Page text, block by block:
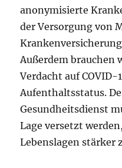
anonymisierte
der Versorgung von
Außerdem brauchen
Verdacht auf
Aufenthaltsstatus.
Gesundheitsdienst
Lage versetzt
Lebenslagen stärker